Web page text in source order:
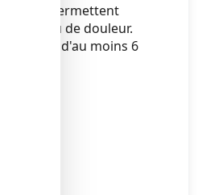
permettent
fièvre ou de douleur.
espacées d'au moins 6